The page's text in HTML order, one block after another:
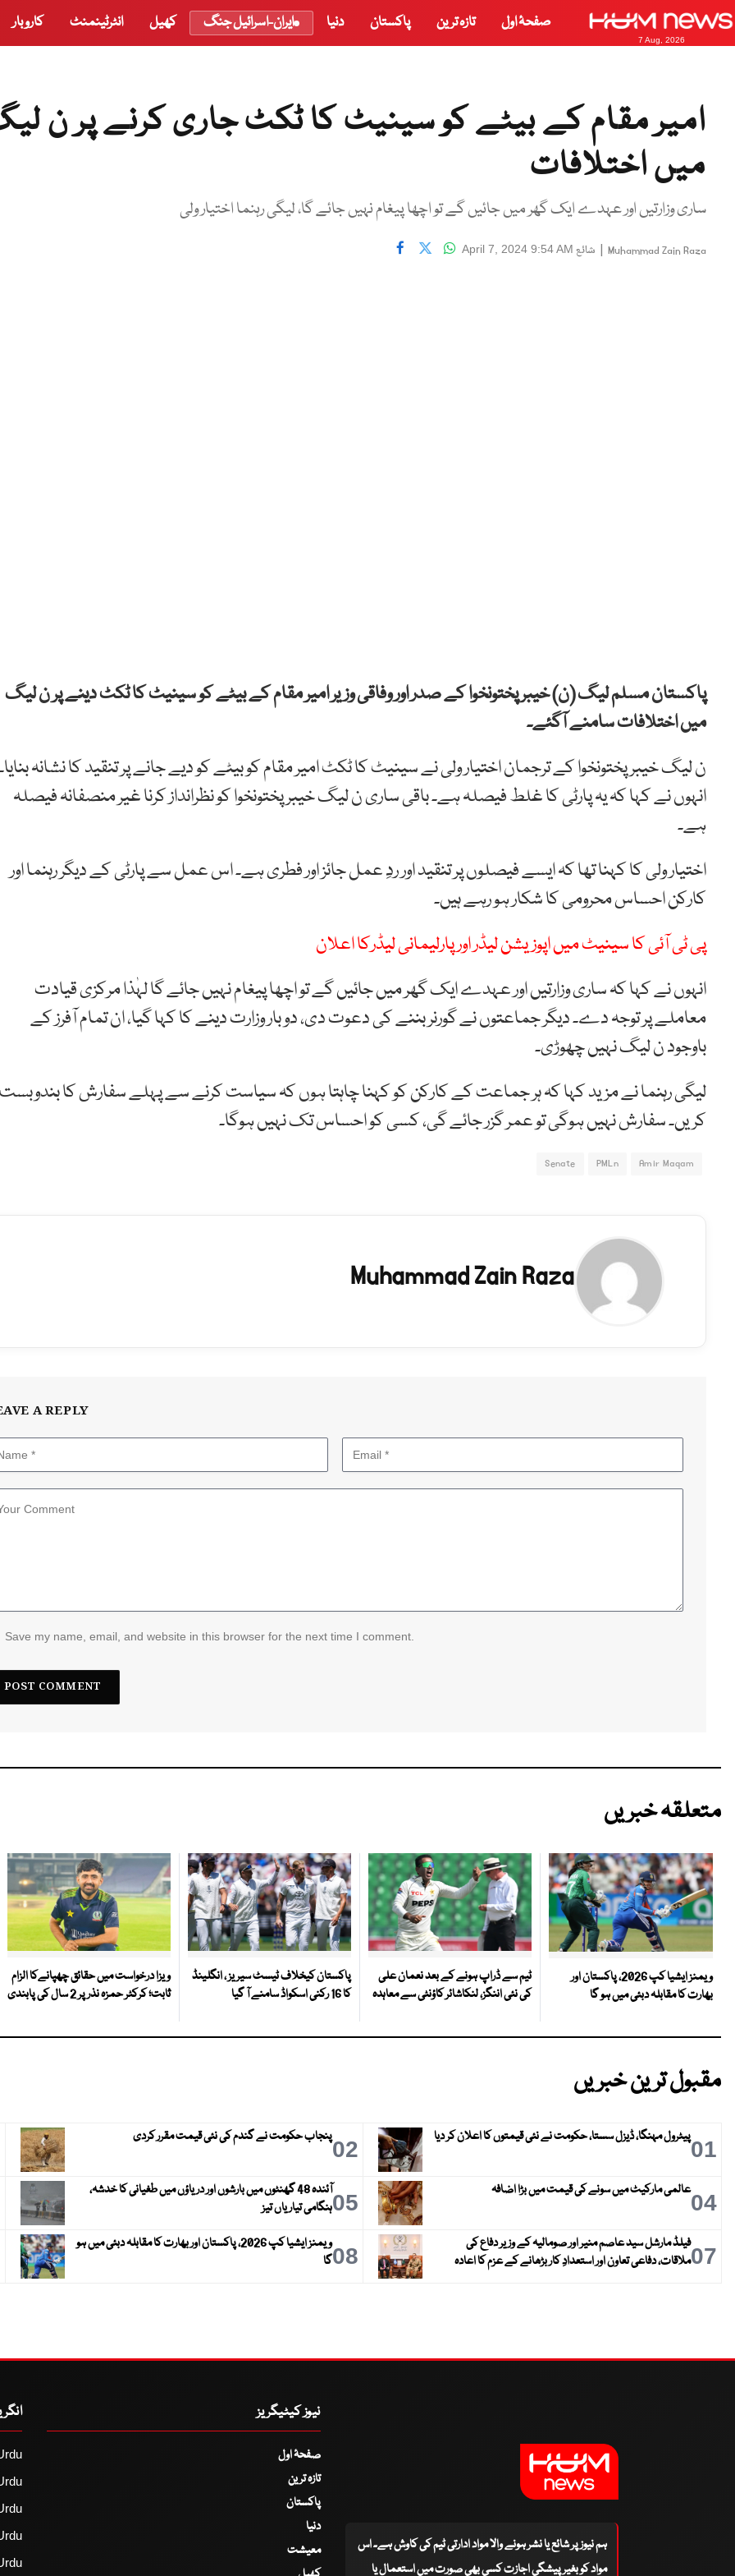
7 Aug, 2026
صفحۂ اول تازہ ترین پاکستان دنیا ایران-اسرائیل جنگ کھیل انٹرٹینمنٹ کاروبار
امیر مقام کے بیٹے کو سینیٹ کا ٹکٹ جاری کرنے پر ن
میں اختلافات
ساری وزارتیں اور عہدے ایک گھر میں جائیں گے تو اچھا پیغام نہیں جائے گا، لیگی رہنما اختیار ولی
Muhammad Zain Raza
| شائع April 7, 2024 9:54 AM
پاکستان مسلم لیگ (ن) خیبرپختونخوا کے صدر اور وفاقی وزیر امیر مقام کے بیٹے کو سینیٹ کا ٹکٹ دینے پر ن لیگ
میں اختلافات سامنے آگئے۔
ن لیگ خیبرپختونخوا کے ترجمان اختیار ولی نے سینیٹ کا ٹکٹ امیر مقام کو بیٹے کو دیے جانے پر تنقید کا نشانہ
انہوں نے کہا کہ یہ پارٹی کا غلط فیصلہ ہے۔ باقی ساری ن لیگ خیبرپختونخوا کو نظرانداز کرنا غیر منصفانہ فیصلہ
ہے۔
اختیار ولی کا کہنا تھا کہ ایسے فیصلوں پر تنقید اور ردِ عمل جائز اور فطری ہے۔ اس عمل سے پارٹی کے دیگر رہنما اور
کارکن احساس محرومی کا شکار ہو رہے ہیں۔
پی ٹی آئی کا سینیٹ میں اپوزیشن لیڈر اور پارلیمانی لیڈرکا اعلان
انہوں نے کہا کہ ساری وزارتیں اور عہدے ایک گھر میں جائیں گے تو اچھا پیغام نہیں جائے گا لہٰذا مرکزی قیادت
معاملے پر توجہ دے۔ دیگر جماعتوں نے گورنر بننے کی دعوت دی، دو بار وزارت دینے کا کہا گیا، ان تمام آفرز کے
باوجود ن لیگ نہیں چھوڑی۔
لیگی رہنما نے مزید کہا کہ ہر جماعت کے کارکن کو کہنا چاہتا ہوں کہ سیاست کرنے سے پہلے سفارش کا بندوبست
کریں۔ سفارش نہیں ہوگی تو عمر گزر جائے گی، کسی کو احساس تک نہیں ہوگا۔
Amir Maqam
PMLn
Senate
Muhammad Zain Raza
A REPLY
Save my name, email, and website in this browser for the next time I comment.
متعلقہ خبریں
ویمنز ایشیا کپ 2026، پاکستان اور
بھارت کا مقابلہ دبئی میں ہو گا
ٹیم سے ڈراپ ہونے کے بعد نعمان علی
کی نئی اننگز، لنکاشائر کاؤنٹی سے معاہدہ
پاکستان کیخلاف ٹیسٹ سیریز ، انگلینڈ
کا 16 رکنی اسکواڈ سامنے آ گیا
ویزا درخواست میں حقائق چھپانےکا الزام
ثابت؛ کرکٹر حمزہ نذر پر 2 سال کی پابندی
مقبول ترین خبریں
01پیٹرول مہنگا، ڈیزل سستا، حکومت نے نئی قیمتوں کا اعلان کر دیا 02پنجاب حکومت نے گندم کی نئی قیمت مقرر کردی
04عالمی مارکیٹ میں سونے کی قیمت میں بڑا اضافہ 05
آئندہ 48 گھنٹوں میں بارشوں اور دریاؤں میں طغیانی کا خدشہ،
ہنگامی تیاریاں تیز
07فیلڈ مارشل سید عاصم منیر اور صومالیہ کے وزیر دفاع کی
ملاقات، دفاعی تعاون اور استعدادِ کار بڑھانے کے عزم کا اعادہ
08
ویمنز ایشیا کپ 2026، پاکستان اور بھارت کا مقابلہ دبئی میں ہو
گا
ہم نیوز پر شائع یا نشر ہونے والا مواد ادارتی ٹیم کی کاوش ہے۔ اس
مواد کو بغیر پیشگی اجازت کسی بھی صورت میں استعمال یا
نیوز کیٹیگریز
صفحۂ اول
تازہ ترین
پاکستان
دنیا
معیشت